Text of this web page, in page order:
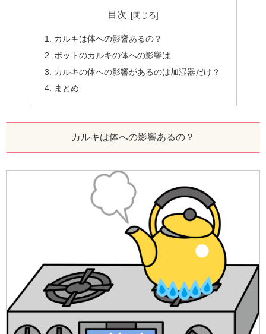
目次
カルキは体への影響あるの？
ポットのカルキの体への影響は
カルキの体への影響があるのは加湿器だけ？
まとめ
カルキは体への影響あるの？